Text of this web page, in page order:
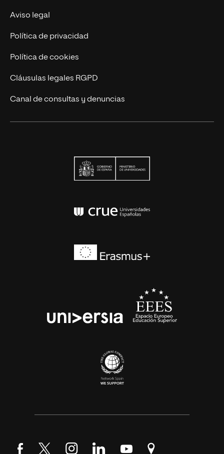
Actualidad
Contáctanos
Aviso legal
Política de privacidad
Política de cookies
Cláusulas legales RGPD
Canal de consultas y denuncias
Síguenos en Facebook
Síguenos en Twitter
Síguenos en Instagram
Síguenos en LinkedIn
Síguenos en YouTube
Encuéntranos en